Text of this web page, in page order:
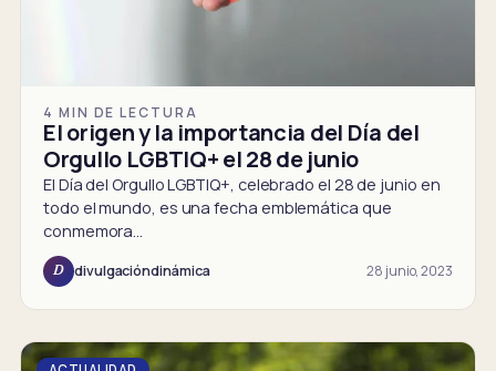
4 MIN DE LECTURA
El origen y la importancia del Día del
Orgullo LGBTIQ+ el 28 de junio
El Día del Orgullo LGBTIQ+, celebrado el 28 de junio en
todo el mundo, es una fecha emblemática que
conmemora…
D divulgacióndinámica 28 junio, 2023